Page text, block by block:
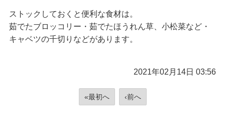
ストックしておくと便利な食材は。
茹でたブロッコリー・茹でたほうれん草、小松菜など・
キャベツの千切りなどがあります。
2021年02月14日 03:56
«最初へ ‹前へ